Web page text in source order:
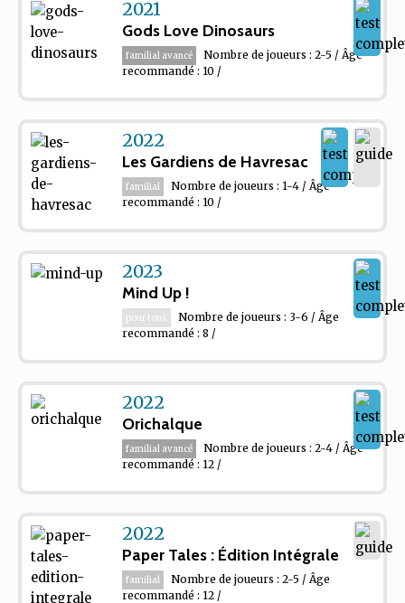
2021
Gods Love Dinosaurs
familial avancé
Nombre de joueurs : 2-5 / Âge
recommandé : 10 /
2022
Les Gardiens de Havresac
familial
Nombre de joueurs : 1-4 / Âge
recommandé : 10 /
2023
Mind Up !
pour tous
Nombre de joueurs : 3-6 / Âge
recommandé : 8 /
2022
Orichalque
familial avancé
Nombre de joueurs : 2-4 / Âge
recommandé : 12 /
2022
Paper Tales : Édition Intégrale
familial
Nombre de joueurs : 2-5 / Âge
recommandé : 12 /